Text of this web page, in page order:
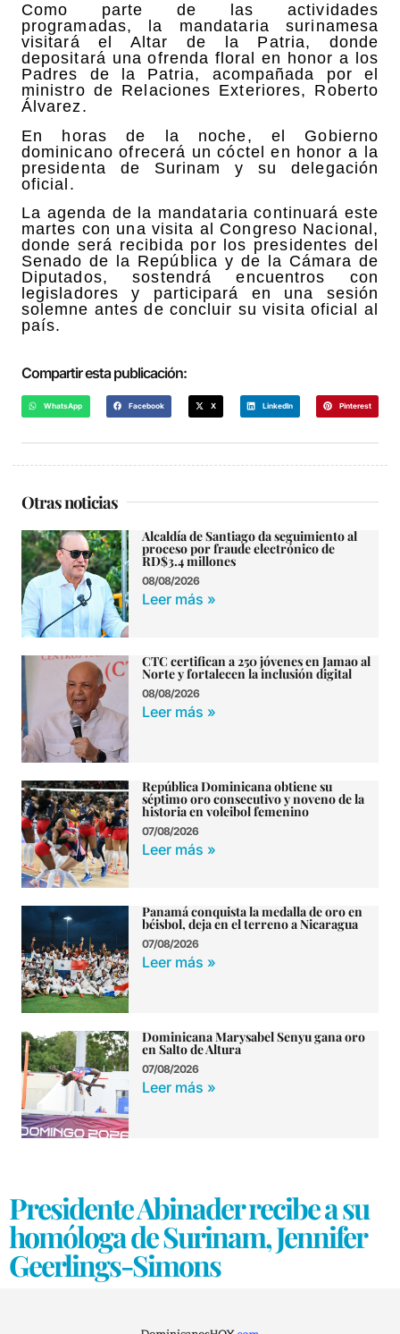
Como parte de las actividades
programadas, la mandataria surinamesa
visitará el Altar de la Patria, donde
depositará una ofrenda floral en honor a los
Padres de la Patria, acompañada por el
ministro de Relaciones Exteriores, Roberto
Álvarez.
En horas de la noche, el Gobierno
dominicano ofrecerá un cóctel en honor a la
presidenta de Surinam y su delegación
oficial.
La agenda de la mandataria continuará este
martes con una visita al Congreso Nacional,
donde será recibida por los presidentes del
Senado de la República y de la Cámara de
Diputados, sostendrá encuentros con
legisladores y participará en una sesión
solemne antes de concluir su visita oficial al
país.
Compartir esta publicación:
WhatsApp Facebook X LinkedIn Pinterest
Otras noticias
Alcaldía de Santiago da seguimiento al
proceso por fraude electrónico de
RD$3.4 millones
08/08/2026
Leer más »
CTC certifican a 250 jóvenes en Jamao al
Norte y fortalecen la inclusión digital
08/08/2026
Leer más »
República Dominicana obtiene su
séptimo oro consecutivo y noveno de la
historia en voleibol femenino
07/08/2026
Leer más »
Panamá conquista la medalla de oro en
béisbol, deja en el terreno a Nicaragua
07/08/2026
Leer más »
Dominicana Marysabel Senyu gana oro
en Salto de Altura
07/08/2026
Leer más »
Presidente Abinader recibe a su
homóloga de Surinam, Jennifer
Geerlings-Simons